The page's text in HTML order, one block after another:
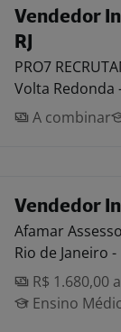
Vendedor
RJ
PRO7
Volta Redonda -
A combinar
Vendedor
Afamar
Rio de Janeiro -
R$ 1.680,00
Ensino